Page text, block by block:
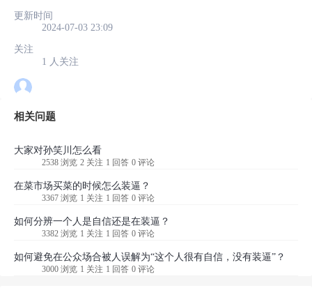
更新时间
2024-07-03 23:09
关注
1 人关注
相关问题
大家对孙笑川怎么看
2538 浏览 2 关注 1 回答 0 评论
在菜市场买菜的时候怎么装逼？
3367 浏览 1 关注 1 回答 0 评论
如何分辨一个人是自信还是在装逼？
3382 浏览 1 关注 1 回答 0 评论
如何避免在公众场合被人误解为“这个人很有自信，没有装逼”？
3000 浏览 1 关注 1 回答 0 评论